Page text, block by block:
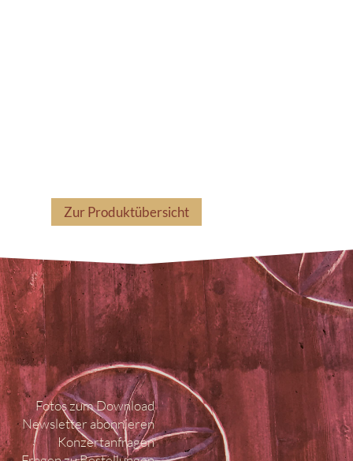
Zur Produktübersicht
Fotos zum Download
Newsletter abonnieren
Konzertanfragen